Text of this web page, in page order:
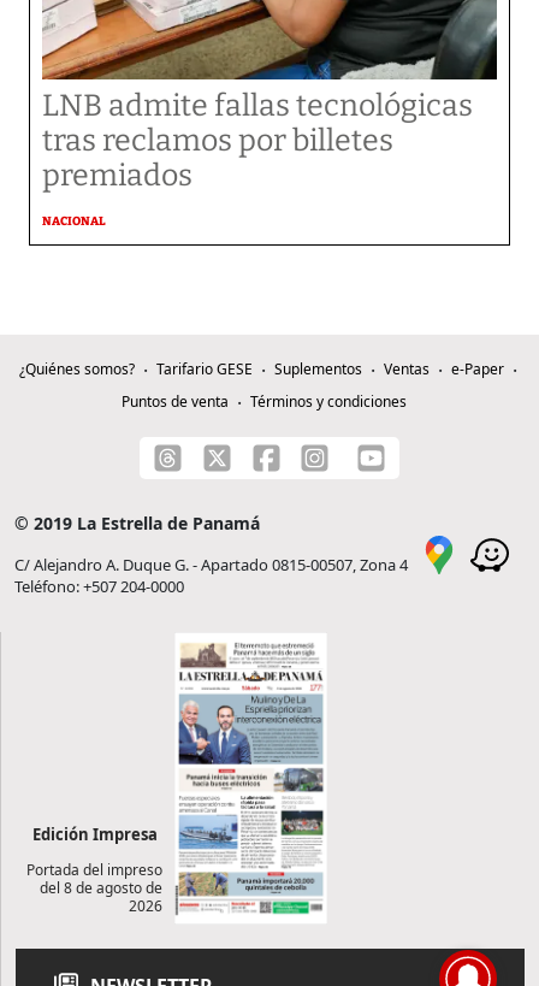
LNB admite fallas tecnológicas
tras reclamos por billetes
premiados
NACIONAL
¿Quiénes somos? Tarifario GESE Suplementos Ventas
e-Paper
Puntos de venta
Términos y condiciones
© 2019 La Estrella de Panamá
C/ Alejandro A. Duque G. - Apartado 0815-00507, Zona 4
Teléfono: +507 204-0000
Edición Impresa
Portada del impreso
del 8 de agosto de
2026